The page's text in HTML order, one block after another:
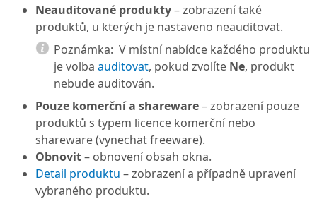
Neauditované produkty– zobrazení také
produktů, u kterých je nastaveno neauditovat.
Poznámka: V místní nabídce každého produktu
je volba auditovat, pokud zvolíte Ne, produkt
nebude auditován.
Pouze komerční a shareware– zobrazení pouze
produktů s typem licence komerční nebo
shareware (vynechat freeware).
Obnovit– obnovení obsah okna.
Detail produktu – zobrazení a případně upravení
vybraného produktu.